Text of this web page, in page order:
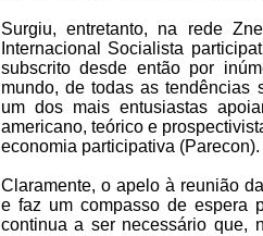
Surgiu, entretanto, na rede
Internacional Socialista
subscrito desde então por
mundo, de todas as tendências
um dos mais entusiastas
americano, teórico e
economia participativa (Parecon).
Claramente, o apelo à reunião
e faz um compasso de espera
continua a ser necessário que,